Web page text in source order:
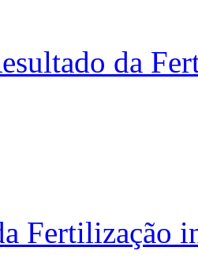
da
Fertilização